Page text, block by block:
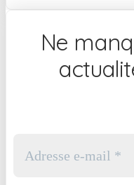
Ne